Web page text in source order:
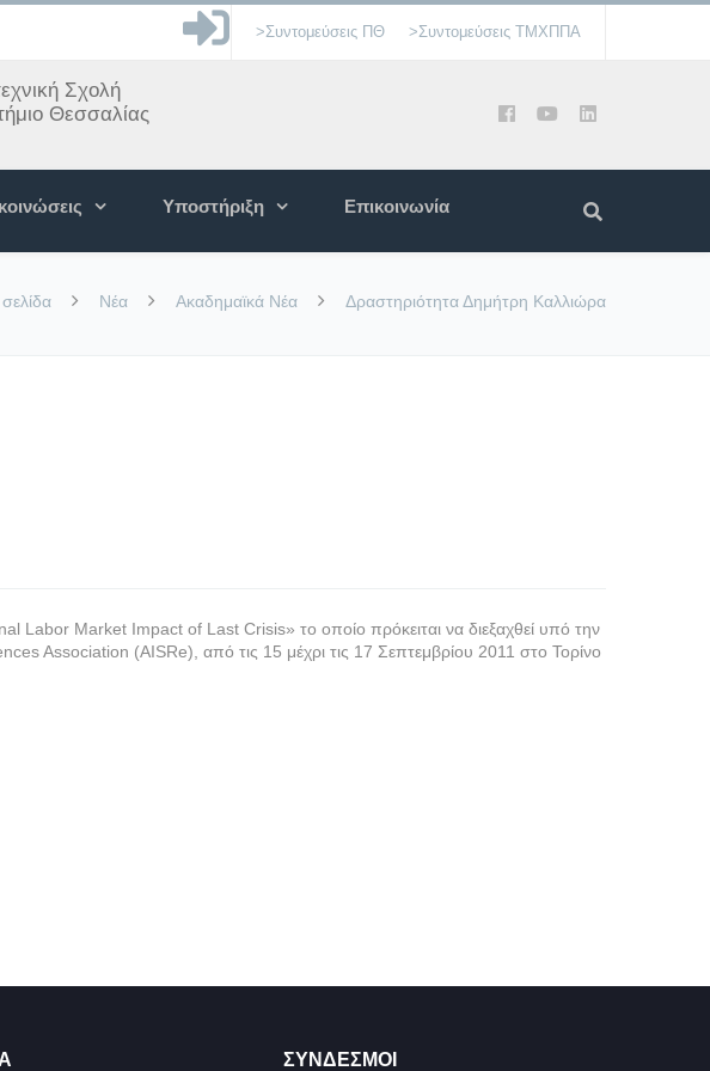
>Συντομεύσεις ΠΘ >Συντομεύσεις ΤΜΧΠΠΑ
Σχολή
Θεσσαλίας
Υποστήριξη Επικοινωνία
Νέα Ακαδημαϊκά Νέα Δραστηριότητα Δημήτρη Καλλιώρα
Labor Market Impact of Last Crisis» το οποίο πρόκειται να διεξαχθεί υπό την
Association (AISRe), από τις 15 μέχρι τις 17 Σεπτεμβρίου 2011 στο Τορίνο
ΣΥΝΔΕΣΜΟΙ